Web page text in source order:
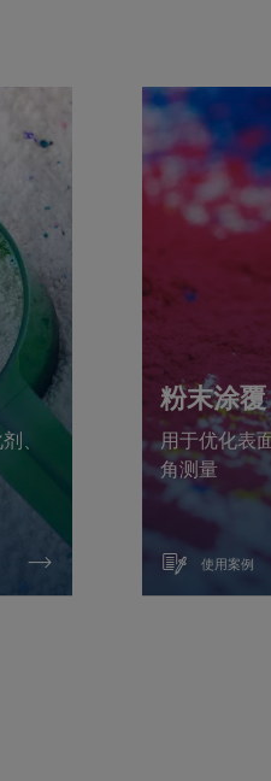
、
粉末涂覆
用于优化表
角测量
使用案例